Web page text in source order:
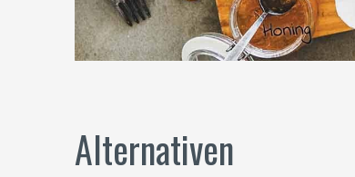
Alternativen